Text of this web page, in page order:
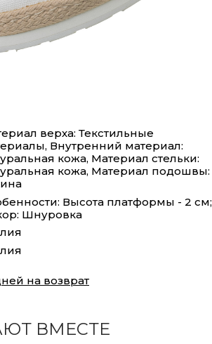
верха: Текстильные
Внутренний материал:
кожа, Материал стельки:
кожа, Материал подошвы:
Высота платформы - 2 см;
Шнуровка
на возврат
ВМЕСТЕ